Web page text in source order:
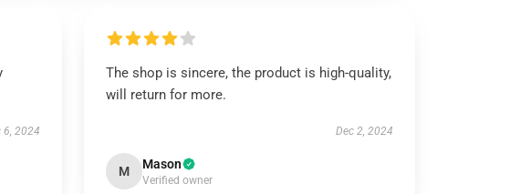
6, 2024
The shop is sincere, the product is high-quality,
will return for more.
Dec 2, 2024
M Mason
Verified owner